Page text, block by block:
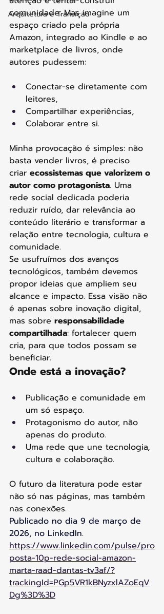
Arquitetura e Transição
comunidade. Mas imagine um
espaço criado pela própria
Amazon, integrado ao Kindle e ao
marketplace de livros, onde
autores pudessem:
Conectar-se diretamente com
leitores,
Compartilhar experiências,
Colaborar entre si.
Minha provocação é simples: não
basta vender livros, é preciso
criar ecossistemas que valorizem o
autor como protagonista. Uma
rede social dedicada poderia
reduzir ruído, dar relevância ao
conteúdo literário e transformar a
relação entre tecnologia, cultura e
comunidade.
Se usufruímos dos avanços
tecnológicos, também devemos
propor ideias que ampliem seu
alcance e impacto. Essa visão não
é apenas sobre inovação digital,
mas sobre responsabilidade
compartilhada: fortalecer quem
cria, para que todos possam se
beneficiar.
Onde está a inovação?
Publicação e comunidade em
um só espaço.
Protagonismo do autor, não
apenas do produto.
Uma rede que une tecnologia,
cultura e colaboração.
O futuro da literatura pode estar
não só nas páginas, mas também
nas conexões.
Publicado no dia 9 de março de
2026, no LinkedIn.
https://www.linkedin.com/pulse/pro
posta-10p-rede-social-amazon-
marta-raad-dantas-tv3af/?
trackingId=PGp5VR1kBNyzxlAZoEqV
Dg%3D%3D